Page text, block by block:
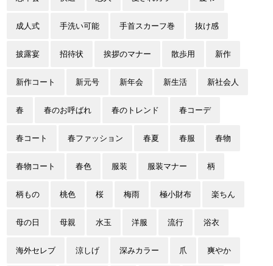
成人式 手洗い可能 手首スカーフ巻 抜け感
披露宴 招待状 挨拶のマナー 散歩用 新作
新作コート 新元号 新年会 新生活 新社会人
春 春のお呼ばれ 春のトレンド 春コーデ
春コート 春ファッション 春夏 春服 春物
春物コート 春色 服装 服装マナー 柄
柄もの 桃色 桜 梅雨 極小財布 楽ちん
母の日 母親 水玉 洋服 流行 浴衣
海外セレブ 涼しげ 深みカラー 爪 爽やか